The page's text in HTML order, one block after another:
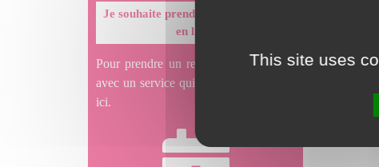
Je souhaite prendre un rendez-vous
en ligne
Pour prendre un rendez-vous en ligne
avec un service qui le propose, cliquez
ici.
This site uses